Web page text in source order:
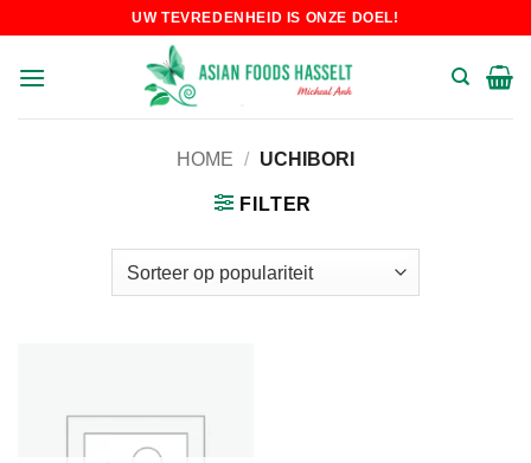
content
UW TEVREDENHEID IS ONZE DOEL!
HOME / UCHIBORI
FILTER